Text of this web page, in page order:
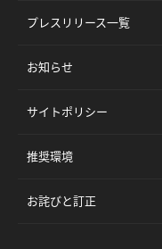
プレスリリース一覧
お知らせ
サイトポリシー
推奨環境
お詫びと訂正